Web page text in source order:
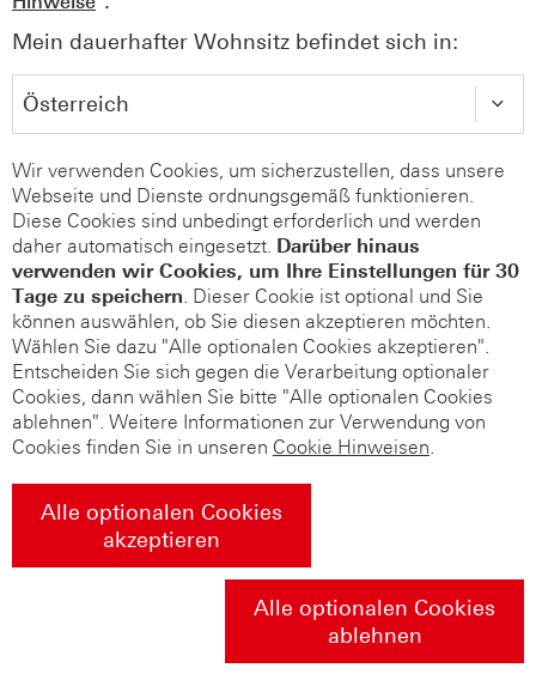
Mein dauerhafter Wohnsitz befindet sich in:
Wir verwenden Cookies, um sicherzustellen, dass unsere
Webseite und Dienste ordnungsgemäß funktionieren.
Diese Cookies sind unbedingt erforderlich und werden
daher automatisch eingesetzt. Darüber hinaus
verwenden wir Cookies, um Ihre Einstellungen für 30
Tage zu speichern. Dieser Cookie ist optional und Sie
können auswählen, ob Sie diesen akzeptieren möchten.
Wählen Sie dazu "Alle optionalen Cookies akzeptieren".
Entscheiden Sie sich gegen die Verarbeitung optionaler
Cookies, dann wählen Sie bitte "Alle optionalen Cookies
ablehnen". Weitere Informationen zur Verwendung von
Cookies finden Sie in unseren Cookie Hinweisen.
Alle optionalen Cookies
akzeptieren
Alle optionalen Cookies
ablehnen